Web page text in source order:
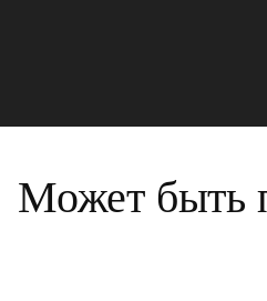
Может быть